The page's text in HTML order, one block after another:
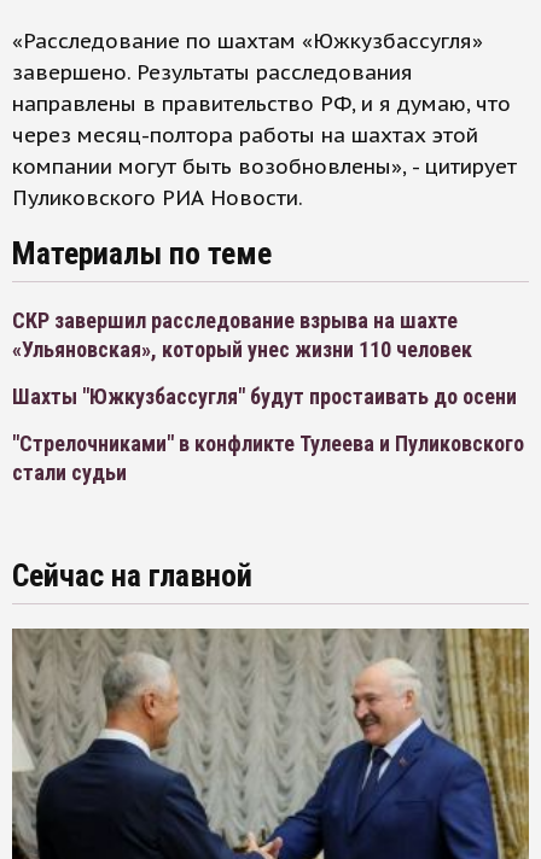
«Расследование по шахтам «Южкузбассугля»
завершено. Результаты расследования
направлены в правительство РФ, и я думаю, что
через месяц-полтора работы на шахтах этой
компании могут быть возобновлены», - цитирует
Пуликовского РИА Новости.
Материалы по теме
СКР завершил расследование взрыва на шахте
«Ульяновская», который унес жизни 110 человек
Шахты "Южкузбассугля" будут простаивать до осени
"Стрелочниками" в конфликте Тулеева и Пуликовского
стали судьи
Сейчас на главной